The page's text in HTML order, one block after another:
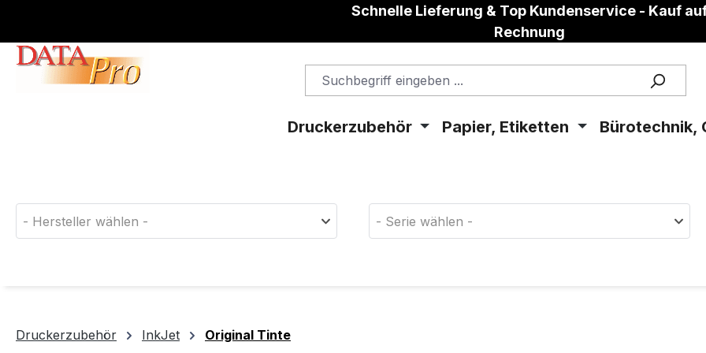
Schnelle Lieferung & Top Kundenservice - Kauf
Rechnung
Druckerzubehör Papier, Etiketten Bürotechnik,
- Hersteller wählen - - Serie wählen -
Druckerzubehör InkJet Original Tinte